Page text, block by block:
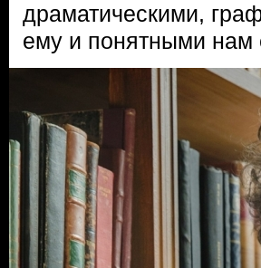
драматическими,
ему и понятными нам